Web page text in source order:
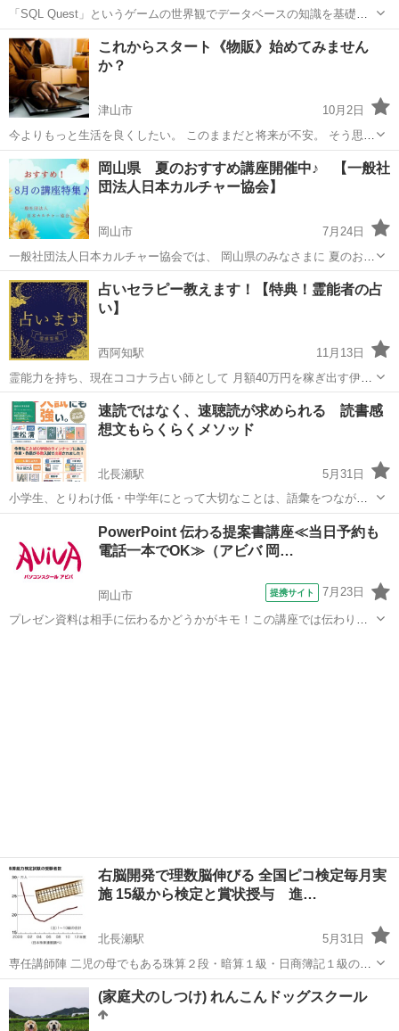
「SQL Quest」というゲームの世界観でデータベースの知識を基礎か
ら学習していきます。演習課題を中心とし、難しい専門用語も身近な
言葉に置き換えて解説します。
岡山 岡山市 その他
これからスタート《物販》始めてみません
か？
津山市
10月2日
今よりもっと生活を良くしたい。 このままだと将来が不安。 そう思い
ながらも、毎日忙しいしそもそも何をしていいのかも分からない。 そ
のお悩み、物販で解決はいかがでしょうか？ 毎日忙しく家事や子育て
に頑張るシングルマザーの方...
岡山 津山市 生活知識 コミュニケーション
岡山県 夏のおすすめ講座開催中♪ 【一般社
団法人日本カルチャー協会】
岡山市
7月24日
一般社団法人日本カルチャー協会では、 岡山県のみなさまに 夏のおす
すめ講座の開催をしております。 その他、下記の様々な講座や募集も
行っておりますので、 宜しくお願い致します。 ◆【夏のおすすめ講
座】オン...
岡山 岡山市 オンライン
占いセラピー教えます！【特典！霊能者の占
い】
西阿知駅
11月13日
霊能力を持ち、現在ココナラ占い師として 月額40万円を稼ぎ出す伊勢
aoiと申します。 私も2022年まで ココナラ、占い師、副業、、 全て全
くの素人でした🔰 約1年ほどで月額40万円を稼ぐまでにも なった私の
ノウハウを...
岡山 倉敷市 西阿知駅 セラピー ココナラ
速読ではなく、速聴読が求められる 読書感
想文もらくらくメソッド
北長瀬駅
5月31日
小学生、とりわけ低・中学年にとって大切なことは、語彙をつながり
として理解することです。語彙の類推もこれによって可能となるから
要です。小学生の黙読の落とし穴...
速読 国語
PowerPoint 伝わる提案書講座≪当日予約も
電話一本でOK≫（アビバ 岡…
岡山市 提携サイト 7月23日
プレゼン資料は相手に伝わるかどうかがキモ！この講座では伝わりや
右脳開発で理数脳伸びる 全国ピコ検定毎月実
施 15級から検定と賞状授与 進…
北長瀬駅
5月31日
専任講師陣 二児の母でもある珠算２段・暗算１級・日商簿記１級の主
任講師に幼稚園教諭や保母資格を有するスタッフが加わり充実の少人
数クラスで運営します。 就学前児童の受け入れ態勢を完備 そろばん塾
ピコの３つの目的 ...
岡山 岡山市 北長瀬駅 幼児教育
(家庭犬のしつけ) れんこんドッグスクール